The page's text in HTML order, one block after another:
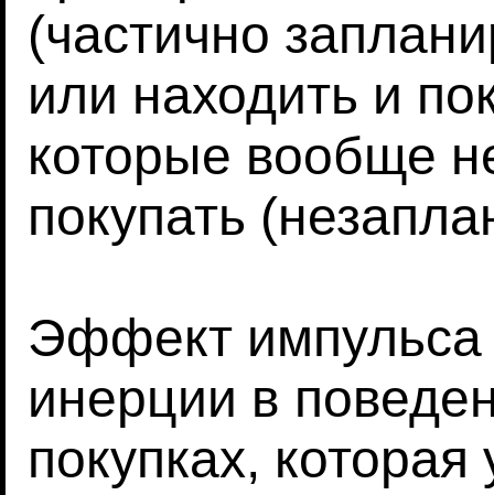
(частично
или находить и
которые вообще
покупать
Эффект импульса
инерции в
покупках, которая